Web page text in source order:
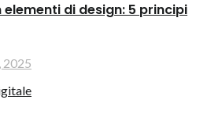
di design: 5 principi
2025